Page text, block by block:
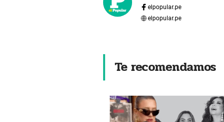
elpopular.pe
elpopular.pe
Te recomendamos